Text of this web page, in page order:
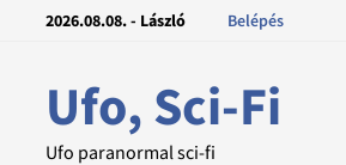
2026.08.08. - László Belépés
Ufo, Sci-Fi
Ufo paranormal sci-fi